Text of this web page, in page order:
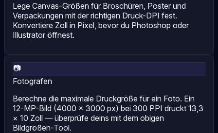
Lege Canvas-Größen für Broschüren, Poster und
Verpackungen mit der richtigen Druck-DPI fest.
Konvertiere Zoll in Pixel, bevor du Photoshop oder
Illustrator öffnest.
📷
Fotografen
Berechne die maximale Druckgröße für ein Foto. Ein
12-MP-Bild (4000 × 3000 px) bei 300 PPI druckt 13,3
× 10 Zoll — überprüfe deins mit dem obigen
Bildgrößen-Tool.